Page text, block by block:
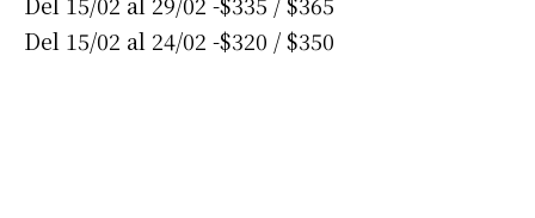
Del 15/02 al 24/02 -$320 / $350